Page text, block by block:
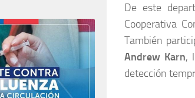
De este
Cooperativa
También
Andrew Karn,
detección